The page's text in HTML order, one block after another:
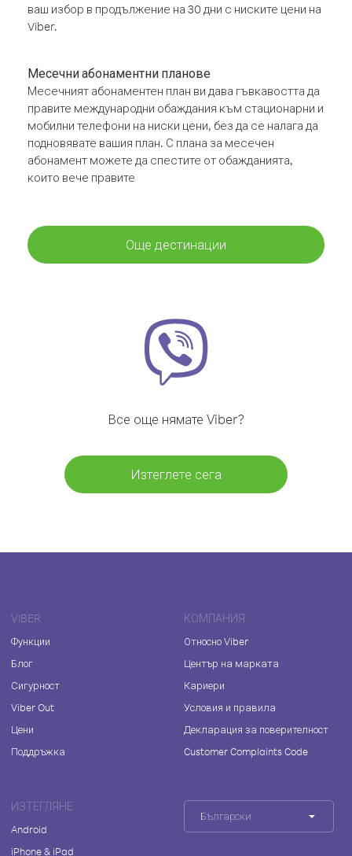
ваш избор в продължение на 30 дни с ниските цени на
Viber.
Месечни абонаментни планове
Месечният абонаментен план ви дава гъвкавостта да
правите международни обаждания към стационарни и
мобилни телефони на ниски цени, без да се налага да
подновявате вашия план. С плана за месечен
абонамент можете да спестите от обажданията,
които вече правите
Още дестинации
Все още нямате Viber?
Изтеглете сега
VIBER
Функции
Блог
Сигурност
Viber Out
Цени
Поддръжка
КОМПАНИЯ
Относно Viber
Център на марката
Кариери
Условия и правила
Декларация за поверителност
Customer Complaints Code
ИЗТЕГЛЯНЕ
Android
iPhone & iPad
Български